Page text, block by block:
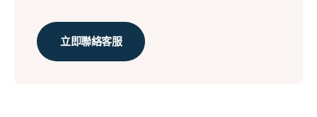
立即聯絡客服